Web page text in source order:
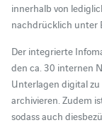
innerhalb von
nachdrücklich unter
Der integrierte
den ca. 30 internen
Unterlagen digital
archivieren. Zudem
sodass auch